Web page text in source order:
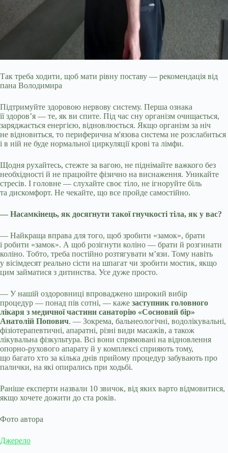
Так треба ходити, щоб мати рівну поставу — рекомендація від
пана Володимира
Підтримуйте здоровою нервову систему. Перша ознака
її здоров’я — те, як ви спите. Під час сну організм очищається,
заряджається енергією, відновлюється. Якщо організм за ніч
не відновиться, то периферична м'язова система не розслабиться
і в ній не буде нормальної циркуляції крові та лімфи.
Щодня рухайтесь, стежте за вагою, не піднімайте важкого без
необхідності й не працюйте фізично на виснаження. Уникайте
стресів. І головне — слухайте своє тіло, не ігноруйте біль
та дискомфорт. Не чекайте, що все пройде самостійно.
— Насамкінець, як досягнути такої гнучкості тіла, як у вас?
— Найкраща вправа для того, щоб зробити «замок», брати
і робити «замок». А щоб розігнути коліно — брати й розгинати
коліно. Тобто, треба постійно розтягувати м’язи. Тому навіть
у вісімдесят реально сісти на шпагат чи зробити мостик, якщо
цим займатися з дитинства. Усе дуже просто.
— У нашій оздоровниці впроваджено широкий вибір
процедур — понад пів сотні, — каже заступник головного
лікаря з медичної частини санаторію «Сосновий бір»
Анатолій Попович. — Зокрема, бальнеологічні, водолікувальні,
фізіотерапевтичні, апаратні, різні види масажів, а також
лікувальна фізкультура. Всі вони спрямовані на відновлення
опорно-рухового апарату й у комплексі сприяють тому,
що багато хто за кілька днів прийому процедур забувають про
палички, на які опирались при ходьбі.
Раніше експерти назвали 10 звичок, від яких варто відмовитися,
якщо хочете дожити до ста років.
Фото автора
Джерело